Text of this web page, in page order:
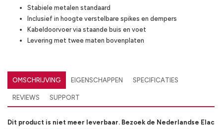
Stabiele metalen standaard
Inclusief in hoogte verstelbare spikes en dempers
Kabeldoorvoer via staande buis en voet
Levering met twee maten bovenplaten
OMSCHRIJVING EIGENSCHAPPEN SPECIFICATIES
REVIEWS SUPPORT
Dit product is niet meer leverbaar. Bezoek de Nederlandse Elac